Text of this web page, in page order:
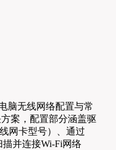
脑无线网络配置与常
案，配置部分涵盖驱
网卡型号）、通过
并连接Wi-Fi网络